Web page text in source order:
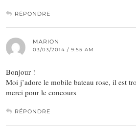
RÉPONDRE
MARION
03/03/2014 / 9:55 AM
Bonjour !
Moi j’adore le mobile bateau rose, il est
merci pour le concours
RÉPONDRE